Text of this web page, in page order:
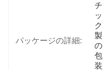
パッケージの詳細:
チ
ッ
ク
製
の
包
装